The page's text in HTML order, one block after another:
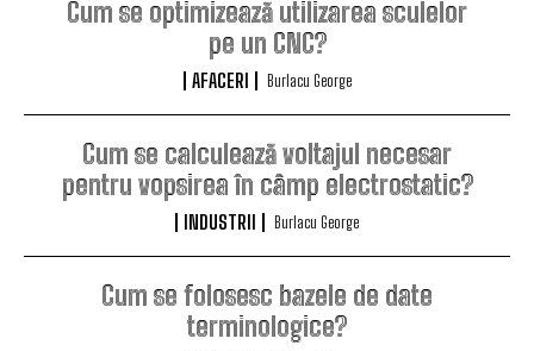
Cum se optimizează utilizarea sculelor
pe un CNC?
AFACERI Burlacu George
Cum se calculează voltajul necesar
pentru vopsirea în câmp electrostatic?
INDUSTRII Burlacu George
Cum se folosesc bazele de date
terminologice?